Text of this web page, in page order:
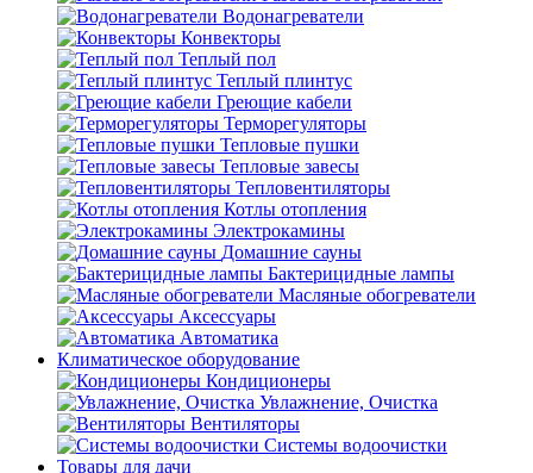
Водонагреватели
Конвекторы
Теплый пол
Теплый плинтус
Греющие кабели
Терморегуляторы
Тепловые пушки
Тепловые завесы
Тепловентиляторы
Котлы отопления
Электрокамины
Домашние сауны
Бактерицидные лампы
Масляные обогреватели
Аксессуары
Автоматика
Климатическое оборудование
Кондиционеры
Увлажнение, Очистка
Вентиляторы
Системы водоочистки
Товары для дачи